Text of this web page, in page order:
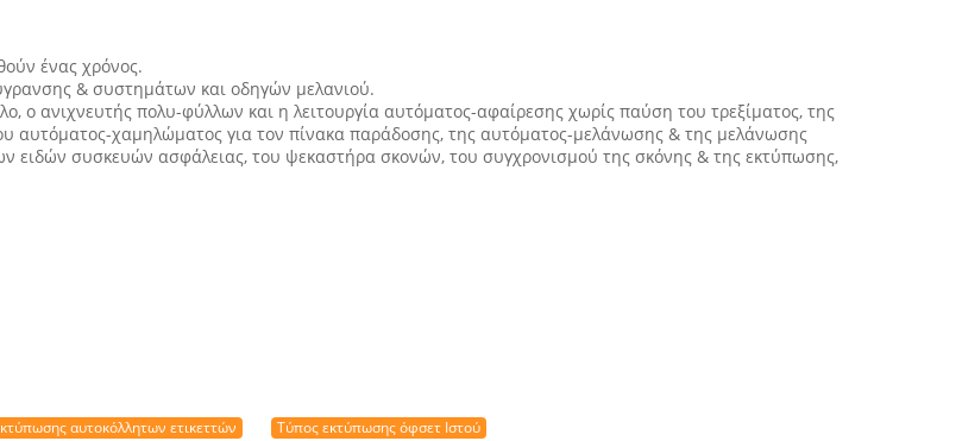
ένας χρόνος.
& συστημάτων και οδηγών μελανιού.
ο ανιχνευτής πολυ-φύλλων και η λειτουργία αυτόματος-αφαίρεσης χωρίς παύση του τρεξίματος, της
χαμηλώματος για τον πίνακα παράδοσης, της αυτόματος-μελάνωσης & της μελάνωσης
ειδών συσκευών ασφάλειας, του ψεκαστήρα σκονών, του συγχρονισμού της σκόνης & της εκτύπωσης,
αυτοκόλλητων ετικεττών Τύπος εκτύπωσης όφσετ Ιστού